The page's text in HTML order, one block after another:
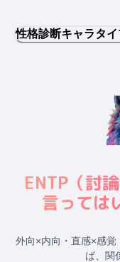
性格診断キャラタイ
ENTP （討
言っては
外向×内向・直感×感
ば、関